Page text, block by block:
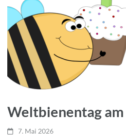
Weltbienentag
7. Mai 2026